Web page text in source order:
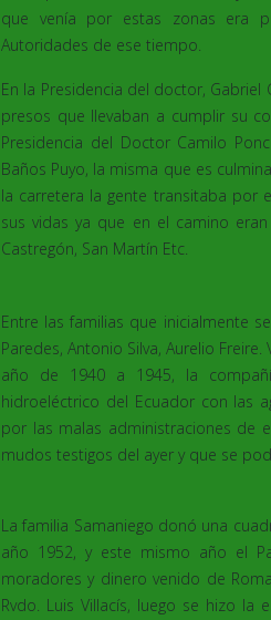
que venía por estas zonas era
Autoridades de ese tiempo.
En la Presidencia del doctor,
presos que llevaban a cumplir su
Presidencia del Doctor Camilo
Baños Puyo, la misma que es
la carretera la gente transitaba por
sus vidas ya que en el camino
Castregón, San Martín Etc.
Entre las familias que inicialmente
Paredes, Antonio Silva, Aurelio
año de 1940 a 1945, la
hidroeléctrico del Ecuador con las
por las malas administraciones de
mudos testigos del ayer y que se
La familia Samaniego donó una
año 1952, y este mismo año el
moradores y dinero venido de
Rvdo. Luis Villacís, luego se hizo